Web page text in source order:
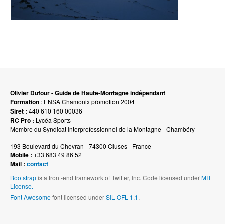
Olivier Dufour - Guide de Haute-Montagne indépendant
Formation : ENSA Chamonix promotion 2004
Siret : 440 610 160 00036
RC Pro : Lycéa Sports
Membre du Syndicat Interprofessionnel de la Montagne - Chambéry
193 Boulevard du Chevran - 74300 Cluses - France
Mobile : +33 683 49 86 52
Mail : contact
Bootstrapis a front-end framework of Twitter, Inc. Code licensed underMIT
License.
Font Awesomefont licensed underSIL OFL 1.1.